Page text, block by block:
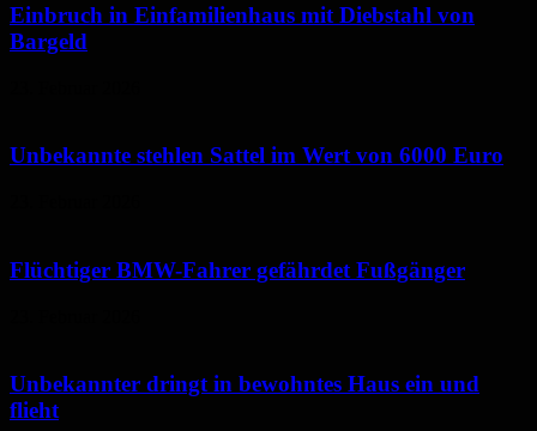
Einbruch in Einfamilienhaus mit Diebstahl von
Bargeld
Unbekannte stehlen Sattel im Wert von 6000 Euro
Flüchtiger BMW-Fahrer gefährdet Fußgänger
Unbekannter dringt in bewohntes Haus ein und
flieht